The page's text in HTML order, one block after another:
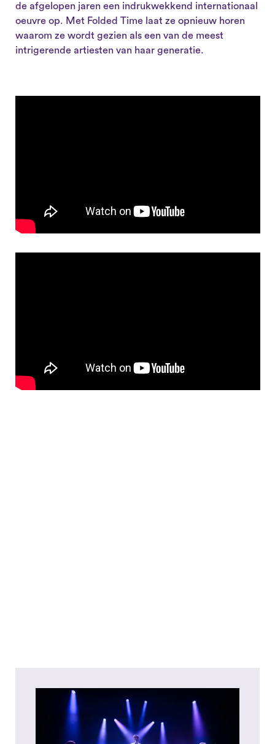
de afgelopen jaren een indrukwekkend internationaal
oeuvre op. Met Folded Time laat ze opnieuw horen
waarom ze wordt gezien als een van de meest
intrigerende artiesten van haar generatie.